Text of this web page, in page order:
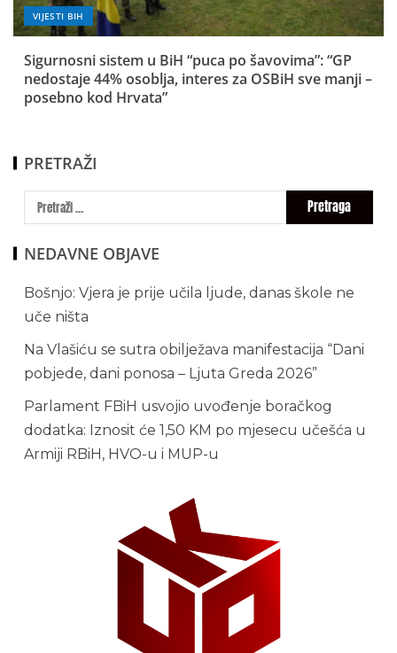
VIJESTI BIH
Sigurnosni sistem u BiH “puca po šavovima”: “GP
nedostaje 44% osoblja, interes za OSBiH sve manji –
posebno kod Hrvata”
PRETRAŽI
NEDAVNE OBJAVE
Bošnjo: Vjera je prije učila ljude, danas škole ne
uče ništa
Na Vlašiću se sutra obilježava manifestacija “Dani
pobjede, dani ponosa – Ljuta Greda 2026”
Parlament FBiH usvojio uvođenje boračkog
dodatka: Iznosit će 1,50 KM po mjesecu učešća u
Armiji RBiH, HVO-u i MUP-u